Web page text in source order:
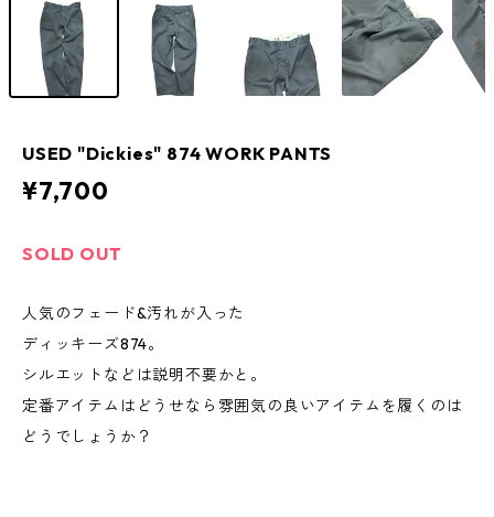
USED "Dickies" 874 WORK PANTS
¥7,700
SOLD OUT
人気のフェード&汚れが入った
ディッキーズ874。
シルエットなどは説明不要かと。
定番アイテムはどうせなら雰囲気の良いアイテムを履くのは
どうでしょうか？